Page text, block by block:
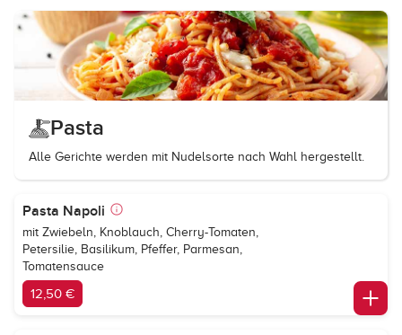
Pasta
Alle Gerichte werden mit Nudelsorte nach Wahl hergestellt.
Pasta Napoli
mit Zwiebeln, Knoblauch, Cherry-Tomaten,
Petersilie, Basilikum, Pfeffer, Parmesan,
Tomatensauce
12,50 €